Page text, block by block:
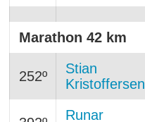
Marathon 42 km
252º
Stian
Kristoffersen
Runar